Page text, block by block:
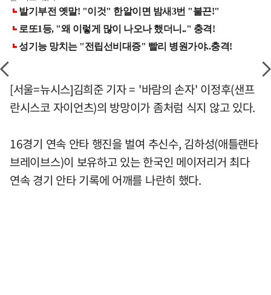
[서울=뉴시스]김희준 기자 = '바람의 손자' 이정후(샌프
란시스코 자이언츠)의 방망이가 좀처럼 식지 않고 있다.
16경기 연속 안타 행진을 벌여 추신수, 김하성(애틀랜타
브레이브스)이 보유하고 있는 한국인 메이저리거 최다
연속 경기 안타 기록에 어깨를 나란히 했다.